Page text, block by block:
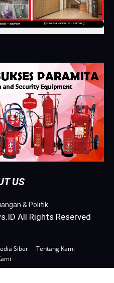
US
& Politik
All Rights Reserved
Siber
Tentang Kami